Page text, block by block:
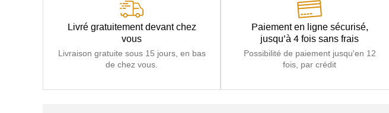
Livré gratuitement devant chez
vous
Livraison gratuite sous 15 jours, en bas
de chez vous.
Paiement en ligne sécurisé,
jusqu’à 4 fois sans frais
Possibilité de paiement jusqu'en 12
fois, par crédit